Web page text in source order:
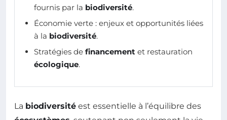
fournis par la biodiversité.
Économie verte : enjeux et opportunités liées
à la biodiversité.
Stratégies de financement et restauration
écologique.
La biodiversité est essentielle à l’équilibre des